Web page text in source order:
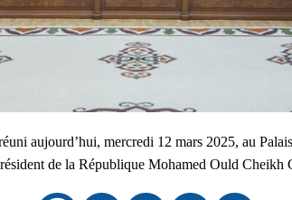
aujourd’hui, mercredi 12 mars 2025, au
de la République Mohamed Ould Cheikh